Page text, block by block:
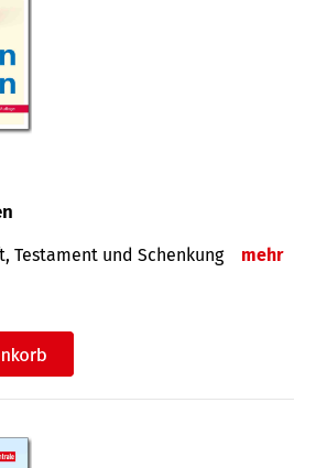
Testament und Schenkung mehr